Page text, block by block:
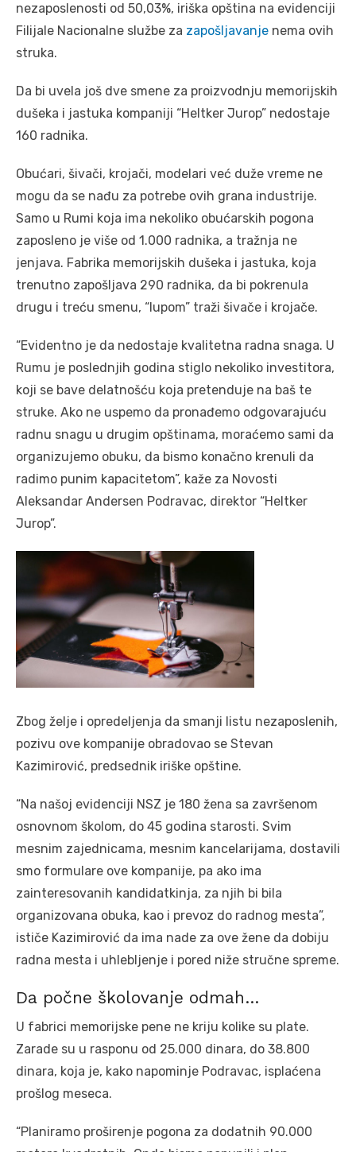
nezaposlenosti od 50,03%, iriška opština na evidenciji
Filijale Nacionalne službe za zapošljavanje nema ovih
struka.
Da bi uvela još dve smene za proizvodnju memorijskih
dušeka i jastuka kompaniji “Heltker Jurop” nedostaje
160 radnika.
Obućari, šivači, krojači, modelari već duže vreme ne
mogu da se nađu za potrebe ovih grana industrije.
Samo u Rumi koja ima nekoliko obućarskih pogona
zaposleno je više od 1.000 radnika, a tražnja ne
jenjava. Fabrika memorijskih dušeka i jastuka, koja
trenutno zapošljava 290 radnika, da bi pokrenula
drugu i treću smenu, “lupom” traži šivače i krojače.
“Evidentno je da nedostaje kvalitetna radna snaga. U
Rumu je poslednjih godina stiglo nekoliko investitora,
koji se bave delatnošću koja pretenduje na baš te
struke. Ako ne uspemo da pronađemo odgovarajuću
radnu snagu u drugim opštinama, moraćemo sami da
organizujemo obuku, da bismo konačno krenuli da
radimo punim kapacitetom”, kaže za Novosti
Aleksandar Andersen Podravac, direktor “Heltker
Jurop”.
Zbog želje i opredeljenja da smanji listu nezaposlenih,
pozivu ove kompanije obradovao se Stevan
Kazimirović, predsednik iriške opštine.
“Na našoj evidenciji NSZ je 180 žena sa završenom
osnovnom školom, do 45 godina starosti. Svim
mesnim zajednicama, mesnim kancelarijama, dostavili
smo formulare ove kompanije, pa ako ima
zainteresovanih kandidatkinja, za njih bi bila
organizovana obuka, kao i prevoz do radnog mesta”,
ističe Kazimirović da ima nade za ove žene da dobiju
radna mesta i uhlebljenje i pored niže stručne spreme.
Da počne školovanje odmah…
U fabrici memorijske pene ne kriju kolike su plate.
Zarade su u rasponu od 25.000 dinara, do 38.800
dinara, koja je, kako napominje Podravac, isplaćena
prošlog meseca.
“Planiramo proširenje pogona za dodatnih 90.000